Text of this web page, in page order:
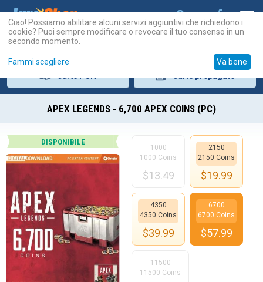
APEX LEGENDS - 6,700 APEX COINS (PC)
DISPONIBILE
1000
1000 Coins
$13.49
2150
2150 Coins
$19.99
4350
4350 Coins
$39.99
6700
6700 Coins
$57.99
11500
11500 Coins
Ciao! Possiamo abilitare alcuni servizi aggiuntivi che richiedono i
cookie? Puoi sempre modificare o revocare il tuo consenso in un
secondo momento.
Fammi scegliere Va bene